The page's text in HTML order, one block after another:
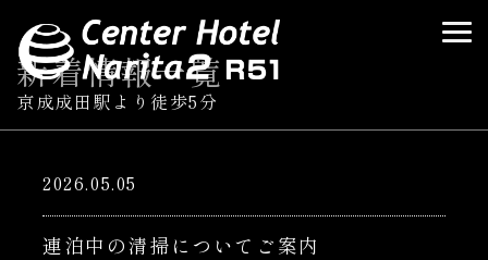
京成成田駅より徒歩5分
新着情報一覧
2026.05.05
連泊中の清掃についてご案内